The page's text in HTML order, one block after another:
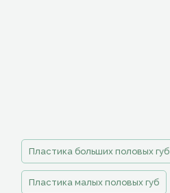
Пластика больших половых губ
Пластика малых половых губ